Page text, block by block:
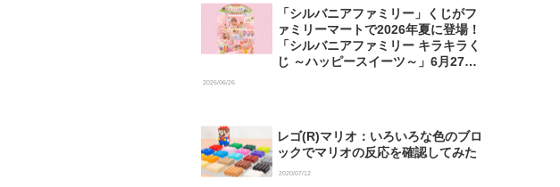
「シルバニアファミリー」くじがフ
ァミリーマートで2026年夏に登場！
「シルバニアファミリー キラキラく
じ ～ハッピースイーツ～」6月27日
2026/06/26
レゴ(R)マリオ：いろいろな色のブロ
ックでマリオの反応を確認してみた
2020/07/12